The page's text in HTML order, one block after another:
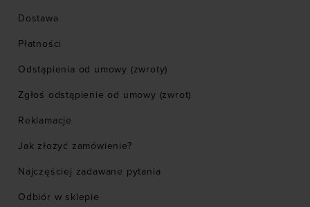
Dostawa
Płatności
Odstąpienia od umowy (zwroty)
Zgłoś odstąpienie od umowy (zwrot)
Reklamacje
Jak złożyć zamówienie?
Najczęściej zadawane pytania
Odbiór w sklepie